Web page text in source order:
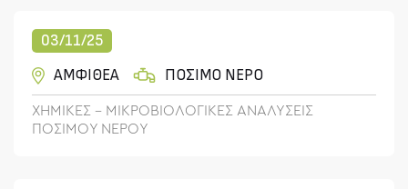
03/11/25
ΑΜΦΙΘΕΑ
ΠΟΣΙΜΟ ΝΕΡΟ
ΧΗΜΙΚΕΣ - ΜΙΚΡΟΒΙΟΛΟΓΙΚΕΣ ΑΝΑΛΥΣΕΙΣ
ΠΟΣΙΜΟΥ ΝΕΡΟΥ